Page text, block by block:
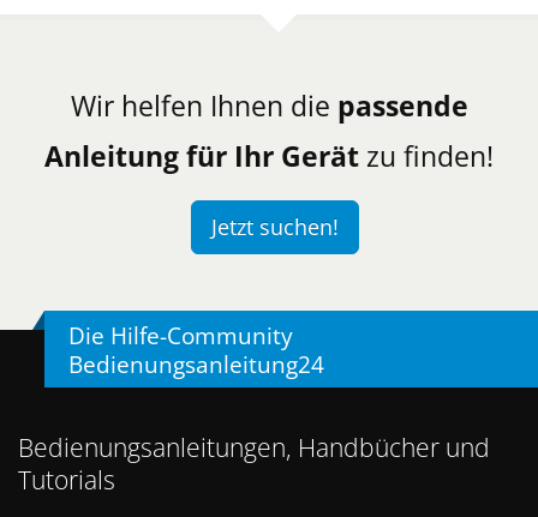
Wir helfen Ihnen die passende
Anleitung für Ihr Gerät zu finden!
Jetzt suchen!
Die Hilfe-Community
Bedienungsanleitung24
Bedienungsanleitungen, Handbücher und
Tutorials